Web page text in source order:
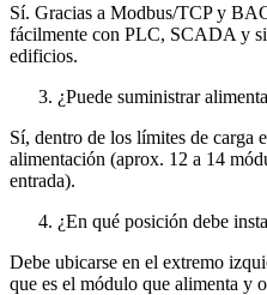
Sí. Gracias a Modbus/TCP y
fácilmente con PLC, SCADA y
edificios.
¿Puede suministrar
Sí, dentro de los límites de carga
alimentación (aprox. 12 a 14
entrada).
¿En qué posición debe
Debe ubicarse en el extremo
que es el módulo que alimenta y